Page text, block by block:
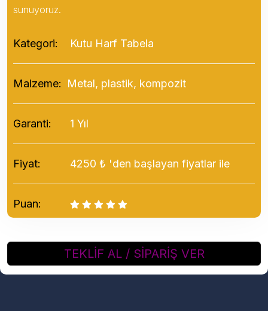
sunuyoruz.
Kategori: Kutu Harf Tabela
Malzeme: Metal, plastik, kompozit
Garanti: 1 Yıl
Fiyat: 4250 ₺ 'den başlayan fiyatlar ile
Puan:
TEKLİF AL / SİPARİŞ VER